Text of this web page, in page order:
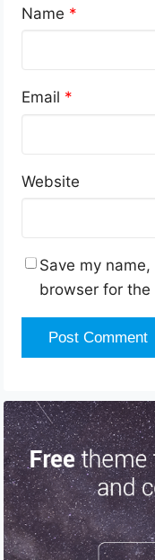
Name *
Email *
Website
Save my
browser for the